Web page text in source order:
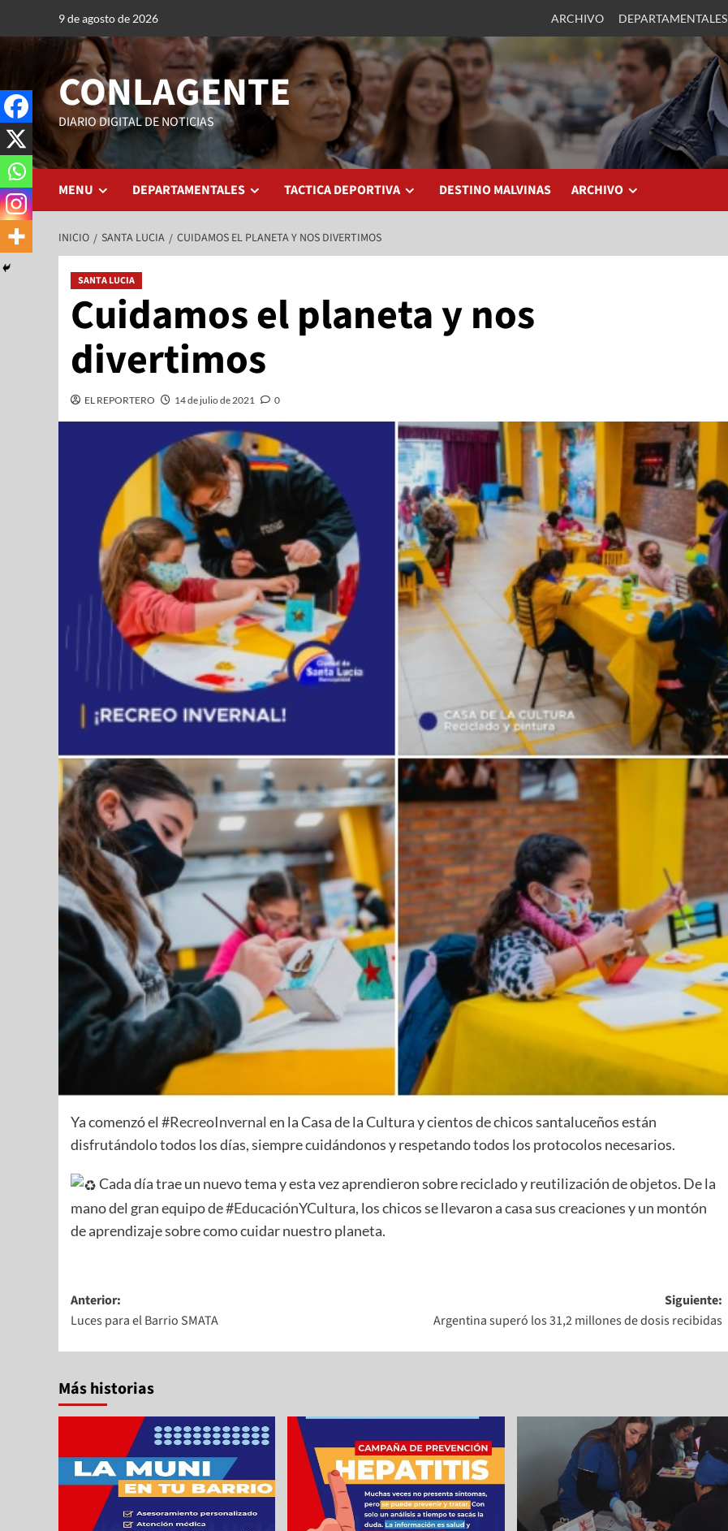
9 de agosto de 2026 ARCHIVO DEPARTAMENTALES
CONLAGENTE
DIARIO DIGITAL DE NOTICIAS
MENU DEPARTAMENTALES TACTICA DEPORTIVA DESTINO MALVINAS ARCHIVO
INICIO SANTA LUCIA CUIDAMOS EL PLANETA Y NOS DIVERTIMOS
SANTA LUCIA
Cuidamos el planeta y nos
divertimos
EL REPORTERO 14 de julio de 2021 0
Ya comenzó el #RecreoInvernal en la Casa de la Cultura y cientos de chicos santaluceños están
disfrutándolo todos los días, siempre cuidándonos y respetando todos los protocolos necesarios.
Cada día trae un nuevo tema y esta vez aprendieron sobre reciclado y reutilización de objetos. De la
mano del gran equipo de#EducaciónYCultura, los chicos se llevaron a casa sus creaciones y un montón
de aprendizaje sobre como cuidar nuestro planeta.
Anterior:
Luces para el Barrio SMATA
Siguiente:
Argentina superó los 31,2 millones de dosis recibidas
Más historias